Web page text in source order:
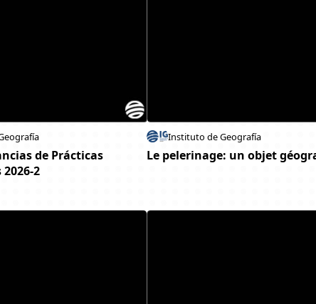
de Prácticas
2
Instituto de Geografía
Le pelerinage: un objet